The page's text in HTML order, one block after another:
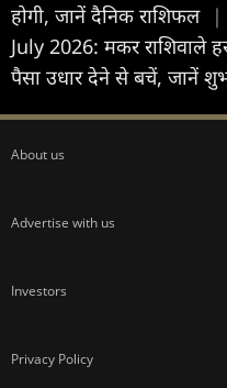
होगी, जानें दैनिक राशिफल |
July 2026: मकर राशिवाले
पैसा उधार देने से बचें, जानें
About us
Advertise with us
Investors
Privacy Policy